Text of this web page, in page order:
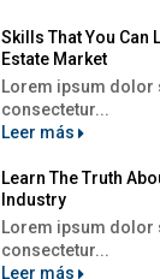
Skills That You Can
Estate Market
Lorem ipsum dolor
consectetur...
Leer más
Learn The Truth
Industry
Lorem ipsum dolor
consectetur...
Leer más